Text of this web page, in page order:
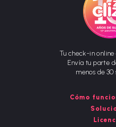
Tu check-in
Envía tu parte
menos de 30
Cómo